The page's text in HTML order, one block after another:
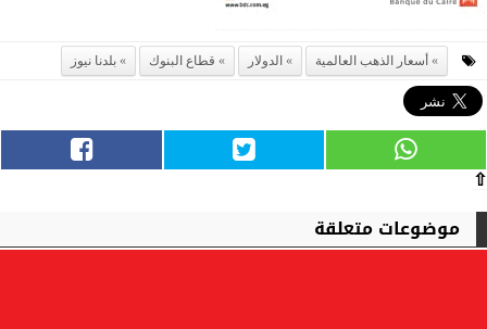
أسعار الذهب العالمية الدولار قطاع البنوك بلدنا نيوز
⇧
موضوعات متعلقة